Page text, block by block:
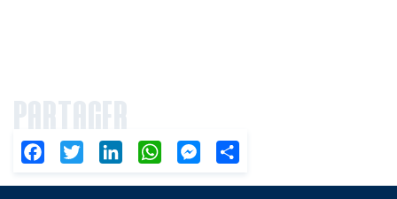
PARTAGER
FacebookTwitter LinkedIn WhatsAppMessenger